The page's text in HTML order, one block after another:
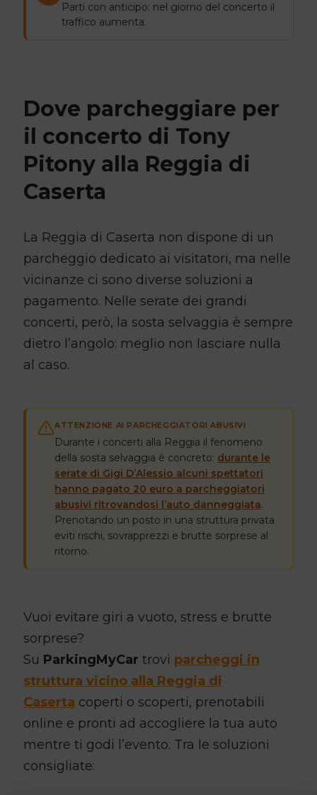
Parti con anticipo: nel giorno del concerto il
traffico aumenta.
Dove parcheggiare per
il concerto di Tony
Pitony alla Reggia di
Caserta
La Reggia di Caserta non dispone di un
parcheggio dedicato ai visitatori, ma nelle
vicinanze ci sono diverse soluzioni a
pagamento. Nelle serate dei grandi
concerti, però, la sosta selvaggia è sempre
dietro l’angolo: meglio non lasciare nulla
al caso.
ATTENZIONE AI PARCHEGGIATORI ABUSIVI
Durante i concerti alla Reggia il fenomeno
della sosta selvaggia è concreto: durante le
serate di Gigi D’Alessio alcuni spettatori
hanno pagato 20 euro a parcheggiatori
abusivi ritrovandosi l’auto danneggiata.
Prenotando un posto in una struttura privata
eviti rischi, sovrapprezzi e brutte sorprese al
ritorno.
Vuoi evitare giri a vuoto, stress e brutte
sorprese?
Su ParkingMyCar trovi parcheggi in
struttura vicino alla Reggia di
Caserta coperti o scoperti, prenotabili
online e pronti ad accogliere la tua auto
mentre ti godi l’evento. Tra le soluzioni
consigliate: